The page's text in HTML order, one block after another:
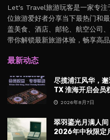
Let's Travel旅游玩客是一家专注
位旅游爱好者分享当下最热门和
盖美食、酒店、邮轮、航空公司
带你解锁最新旅游体验，畅享高品
最新动态
尽揽浦江风华，
TX 淮海开启会员
2026年8月7日
翠羽鎏光月满人
2026年中秋限定